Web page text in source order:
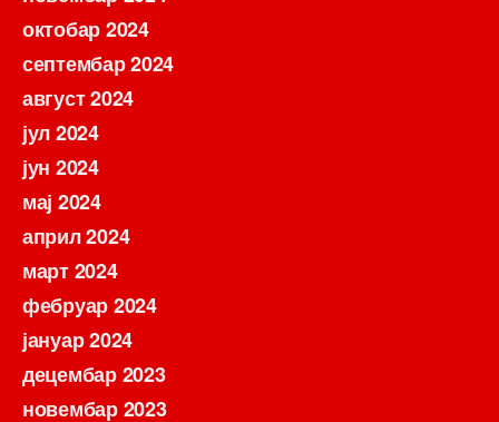
октобар 2024
септембар 2024
август 2024
јул 2024
јун 2024
мај 2024
април 2024
март 2024
фебруар 2024
јануар 2024
децембар 2023
новембар 2023